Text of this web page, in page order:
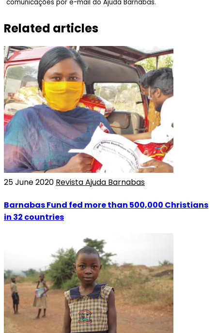
comunicações por e-mail do Ajuda Barnabas.
Related articles
25 June 2020 Revista Ajuda Barnabas
Barnabas Fund fed more than 500,000 Christians
in 32 countries